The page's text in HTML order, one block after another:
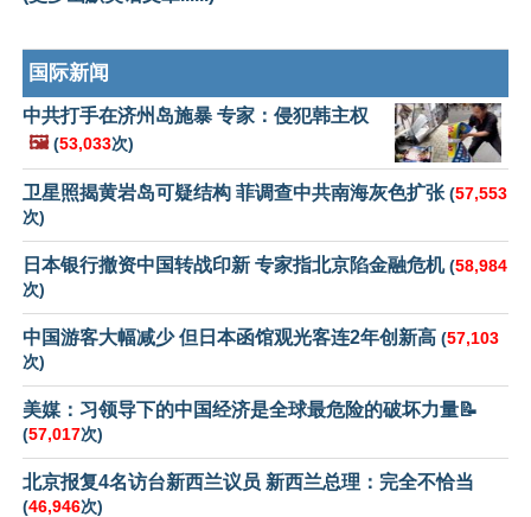
国际新闻
中共打手在济州岛施暴 专家：侵犯韩主权
🖼️ (53,033次)
卫星照揭黄岩岛可疑结构 菲调查中共南海灰色扩张 (57,553
次)
日本银行撤资中国转战印新 专家指北京陷金融危机(58,984
次)
中国游客大幅减少 但日本函馆观光客连2年创新高 (57,103
次)
美媒：习领导下的中国经济是全球最危险的破坏力量📝
(57,017次)
北京报复4名访台新西兰议员 新西兰总理：完全不恰当
(46,946次)